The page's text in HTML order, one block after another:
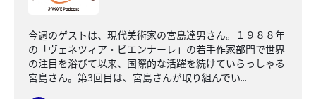
今週のゲストは、現代美術家の宮島達男さん。１９８８年
の「ヴェネツィア・ビエンナーレ」の若手作家部門で世界
の注目を浴びて以来、国際的な活躍を続けていらっしゃる
宮島さん。第3回目は、宮島さんが取り組んでい...